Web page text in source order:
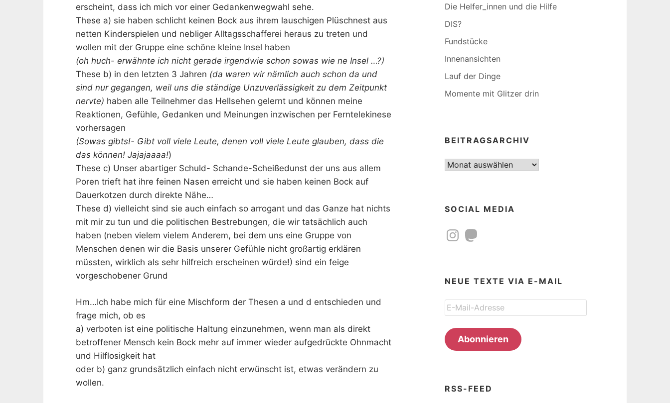
erscheint, dass ich mich vor einer Gedankenwegwahl sehe.
These a) sie haben schlicht keinen Bock aus ihrem lauschigen Plüschnest aus
netten Kinderspielen und nebliger Alltagsschafferei heraus zu treten und
wollen mit der Gruppe eine schöne kleine Insel haben
(oh huch- erwähnte ich nicht gerade irgendwie schon sowas wie ne Insel …?)
These b) in den letzten 3 Jahren (da waren wir nämlich auch schon da und
sind nur gegangen, weil uns die ständige Unzuverlässigkeit zu dem Zeitpunkt
nervte) haben alle Teilnehmer das Hellsehen gelernt und können meine
Reaktionen, Gefühle, Gedanken und Meinungen inzwischen per Ferntelekinese
vorhersagen
(Sowas gibts!- Gibt voll viele Leute, denen voll viele Leute glauben, dass die
das können! Jajajaaaa!)
These c) Unser abartiger Schuld- Schande-Scheißedunst der uns aus allem
Poren trieft hat ihre feinen Nasen erreicht und sie haben keinen Bock auf
Dauerkotzen durch direkte Nähe…
These d) vielleicht sind sie auch einfach so arrogant und das Ganze hat nichts
mit mir zu tun und die politischen Bestrebungen, die wir tatsächlich auch
haben (neben vielem vielem Anderem, bei dem uns eine Gruppe von
Menschen denen wir die Basis unserer Gefühle nicht großartig erklären
müssten, wirklich als sehr hilfreich erscheinen würde!) sind ein feige
vorgeschobener Grund
Hm…Ich habe mich für eine Mischform der Thesen a und d entschieden und
frage mich, ob es
a) verboten ist eine politische Haltung einzunehmen, wenn man als direkt
betroffener Mensch kein Bock mehr auf immer wieder aufgedrückte Ohnmacht
und Hilflosigkeit hat
oder b) ganz grundsätzlich einfach nicht erwünscht ist, etwas verändern zu
wollen.
Die Helfer_innen und die Hilfe
DIS?
Fundstücke
Innenansichten
Lauf der Dinge
Momente mit Glitzer drin
BEITRAGSARCHIV
Beitragsarchiv
SOCIAL MEDIA
InstagramMastodon
NEUE TEXTE VIA E-MAIL
E-
Mail-
Adresse
Abonnieren
RSS-FEED